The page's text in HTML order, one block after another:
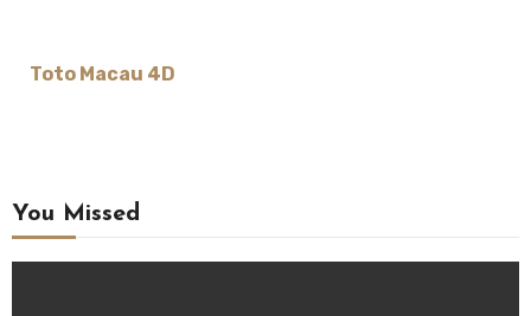
Toto Macau 4D
You Missed